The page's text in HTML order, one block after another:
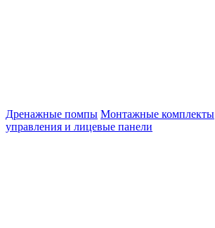
Дренажные помпы Монтажные комплекты
управления и лицевые панели